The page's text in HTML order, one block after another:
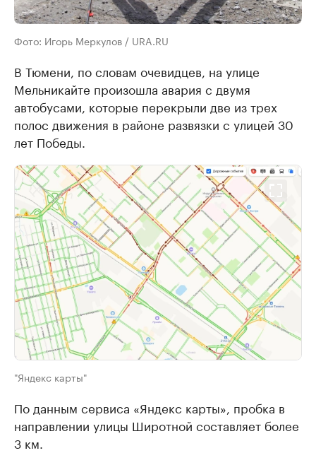
Фото: Игорь Меркулов / URA.RU
В Тюмени, по словам очевидцев, на улице
Мельникайте произошла авария с двумя
автобусами, которые перекрыли две из трех
полос движения в районе развязки с улицей 30
лет Победы.
"Яндекс карты"
По данным сервиса «Яндекс карты», пробка в
направлении улицы Широтной составляет более
3 км.